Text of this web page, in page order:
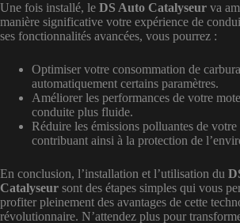
Une fois installé, le DS Auto Catalyseur va
manière significative votre expérience de
ses fonctionnalités avancées, vous pourrez :
Optimiser votre consommation de
automatiquement certains paramètres.
Améliorer les performances de votre
conduite plus fluide.
Réduire les émissions polluantes de
contribuant ainsi à la protection de
En conclusion, l’installation et l’utilisation du
Catalyseur sont des étapes simples qui vous
profiter pleinement des avantages de cette
révolutionnaire. N’attendez plus pour